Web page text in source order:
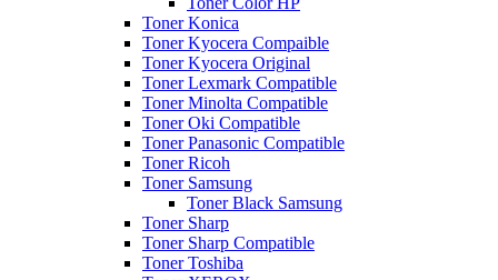
Toner Konica
Toner Kyocera Compaible
Toner Kyocera Original
Toner Lexmark Compatible
Toner Minolta Compatible
Toner Oki Compatible
Toner Panasonic Compatible
Toner Ricoh
Toner Samsung
Toner Black Samsung
Toner Sharp
Toner Sharp Compatible
Toner Toshiba